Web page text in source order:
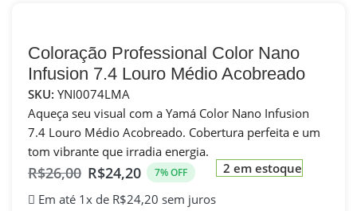
Coloração Professional Color Nano
Infusion 7.4 Louro Médio Acobreado
SKU: YNI0074LMA
Aqueça seu visual com a Yamá Color Nano Infusion
7.4 Louro Médio Acobreado. Cobertura perfeita e um
tom vibrante que irradia energia.
R$26,00 R$24,20 7% OFF
Em até 1x de R$24,20 sem juros
2 em estoque